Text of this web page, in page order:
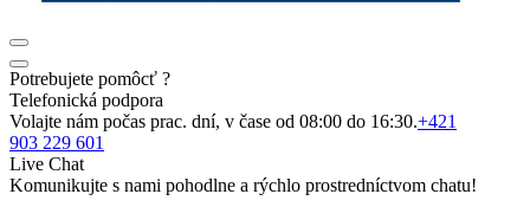
Potrebujete pomôcť ?
Telefonická podpora
Volajte nám počas prac. dní, v čase od 08:00 do 16:30.+421
903 229 601
Live Chat
Komunikujte s nami pohodlne a rýchlo prostredníctvom chatu!